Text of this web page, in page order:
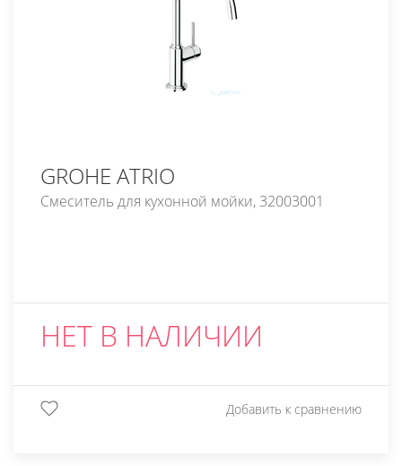
GROHE ATRIO
Смеситель для кухонной мойки, 32003001
НЕТ В НАЛИЧИИ
Добавить к сравнению